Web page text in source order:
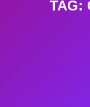
TAG: